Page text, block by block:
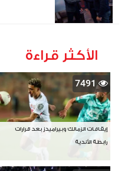
الأكثر قراءة
7491
إيقافات الزمالك وبيراميدز بعد قرارات
رابطة الأندية